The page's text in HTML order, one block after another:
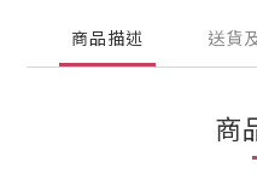
商品描述 送貨
商